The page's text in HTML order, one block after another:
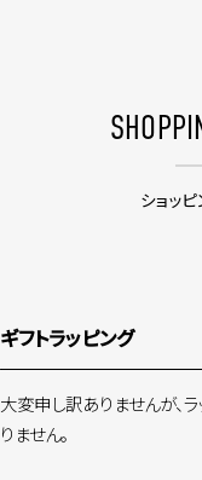
ショッ
ギフトラッピング
大変申し訳ありませんが、
りません。